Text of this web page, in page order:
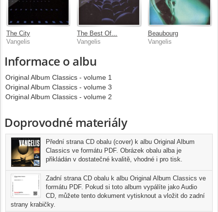
The City
Vangelis
The Best Of...
Vangelis
Beaubourg
Vangelis
Informace o albu
Original Album Classics - volume 1
Original Album Classics - volume 3
Original Album Classics - volume 2
Doprovodné materiály
Přední strana CD obalu (cover) k albu Original Album
Classics ve formátu PDF. Obrázek obalu alba je
přikládán v dostatečné kvalitě, vhodné i pro tisk.
Zadní strana CD obalu k albu Original Album Classics ve
formátu PDF. Pokud si toto album vypálíte jako Audio
CD, můžete tento dokument vytisknout a vložit do zadní
strany krabičky.